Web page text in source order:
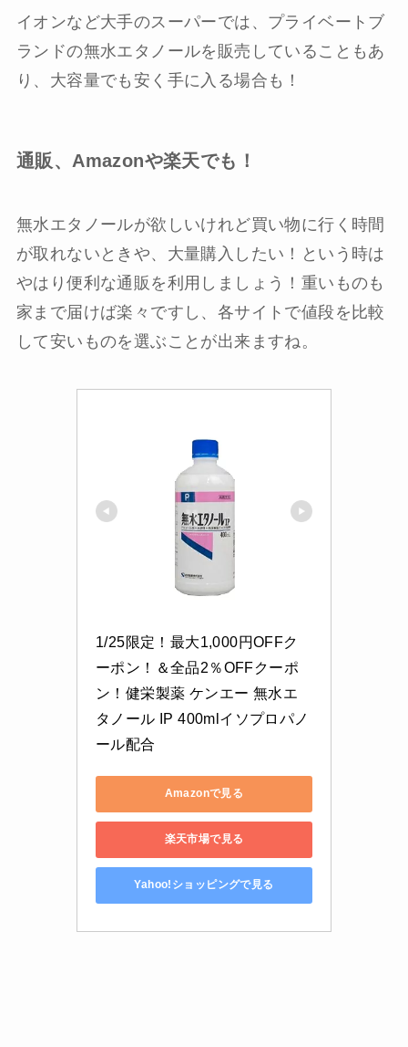
イオンなど大手のスーパーでは、プライベートブ
ランドの無水エタノールを販売していることもあ
り、大容量でも安く手に入る場合も！
通販、Amazonや楽天でも！
無水エタノールが欲しいけれど買い物に行く時間
が取れないときや、大量購入したい！という時は
やはり便利な通販を利用しましょう！重いものも
家まで届けば楽々ですし、各サイトで値段を比較
して安いものを選ぶことが出来ますね。
1/25限定！最大1,000円OFFク
ーポン！＆全品2％OFFクーポ
ン！健栄製薬 ケンエー 無水エ
タノール IP 400mlイソプロパノ
ール配合
Amazonで見る
楽天市場で見る
Yahoo!ショッピングで見る